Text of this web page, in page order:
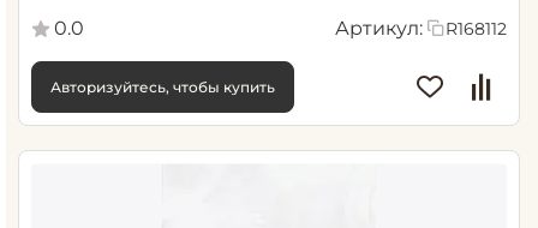
0.0
Артикул: R168112
Авторизуйтесь, чтобы купить